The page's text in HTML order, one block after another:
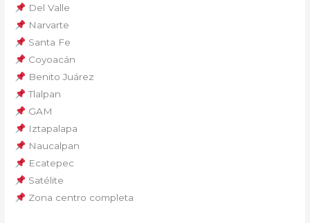
Del Valle
Narvarte
Santa Fe
Coyoacán
Benito Juárez
Tlalpan
GAM
Iztapalapa
Naucalpan
Ecatepec
Satélite
Zona centro completa